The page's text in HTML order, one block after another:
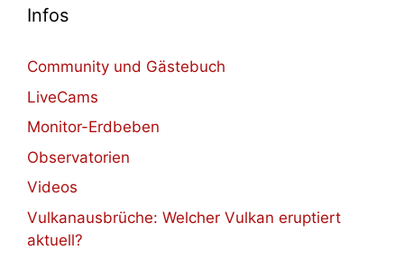
Infos
Community und Gästebuch
LiveCams
Monitor-Erdbeben
Observatorien
Videos
Vulkanausbrüche: Welcher Vulkan eruptiert
aktuell?